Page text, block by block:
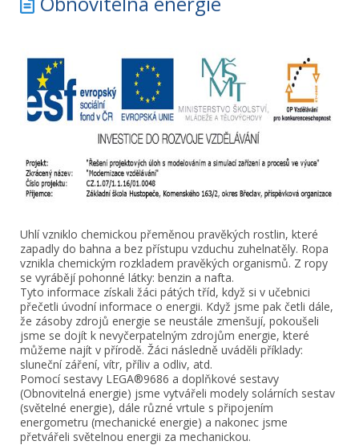
Uhlí vzniklo chemickou přeměnou pravěkých rostlin, které
zapadly do bahna a bez přístupu vzduchu zuhelnatěly. Ropa
vznikla chemickým rozkladem pravěkých organismů. Z ropy
se vyrábějí pohonné látky: benzin a nafta.
Tyto informace získali žáci pátých tříd, když si v učebnici
přečetli úvodní informace o energii. Když jsme pak četli dále,
že zásoby zdrojů energie se neustále zmenšují, pokoušeli
jsme se dojít k nevyčerpatelným zdrojům energie, které
můžeme najít v přírodě. Žáci následně uváděli příklady:
sluneční záření, vítr, příliv a odliv, atd.
Pomocí sestavy LEGA®9686 a doplňkové sestavy
(Obnovitelná energie) jsme vytvářeli modely solárních sestav
(světelné energie), dále různé vrtule s připojením
energometru (mechanické energie) a nakonec jsme
přetvářeli světelnou energii za mechanickou.